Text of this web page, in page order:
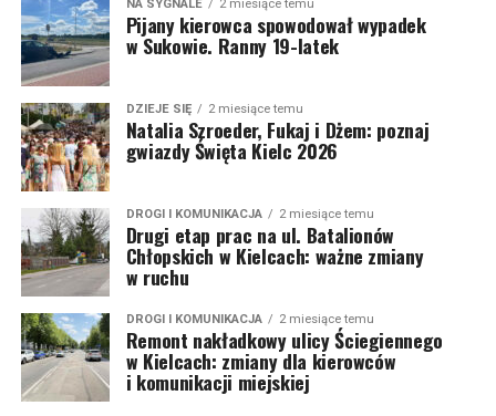
NA SYGNALE 2 miesiące temu
Pijany kierowca spowodował wypadek
w Sukowie. Ranny 19-latek
DZIEJE SIĘ 2 miesiące temu
Natalia Szroeder, Fukaj i Dżem: poznaj
gwiazdy Święta Kielc 2026
DROGI I KOMUNIKACJA 2 miesiące temu
Drugi etap prac na ul. Batalionów
Chłopskich w Kielcach: ważne zmiany
w ruchu
DROGI I KOMUNIKACJA 2 miesiące temu
Remont nakładkowy ulicy Ściegiennego
w Kielcach: zmiany dla kierowców
i komunikacji miejskiej